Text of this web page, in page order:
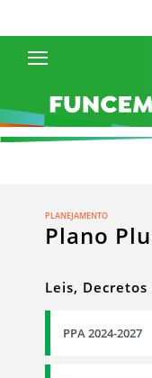
PLANEJAMENTO
Plano
Leis,
PPA 2024-2027